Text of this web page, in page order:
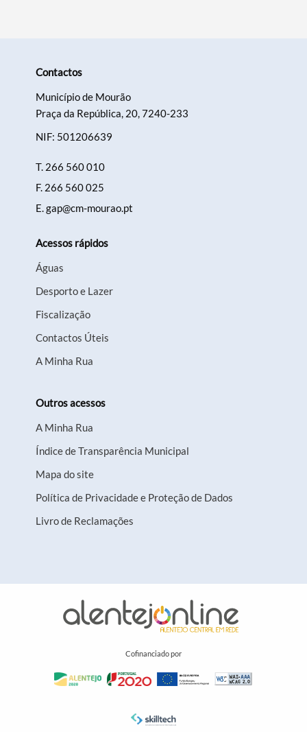
Contactos
Município de Mourão
Praça da República, 20, 7240-233
NIF: 501206639
T. 266 560 010
F. 266 560 025
E.gap@cm-mourao.pt
Acessos rápidos
Águas
Desporto e Lazer
Fiscalização
Contactos Úteis
A Minha Rua
Outros acessos
A Minha Rua
Índice de Transparência Municipal
Mapa do site
Política de Privacidade e Proteção de Dados
Livro de Reclamações
Cofinanciado por